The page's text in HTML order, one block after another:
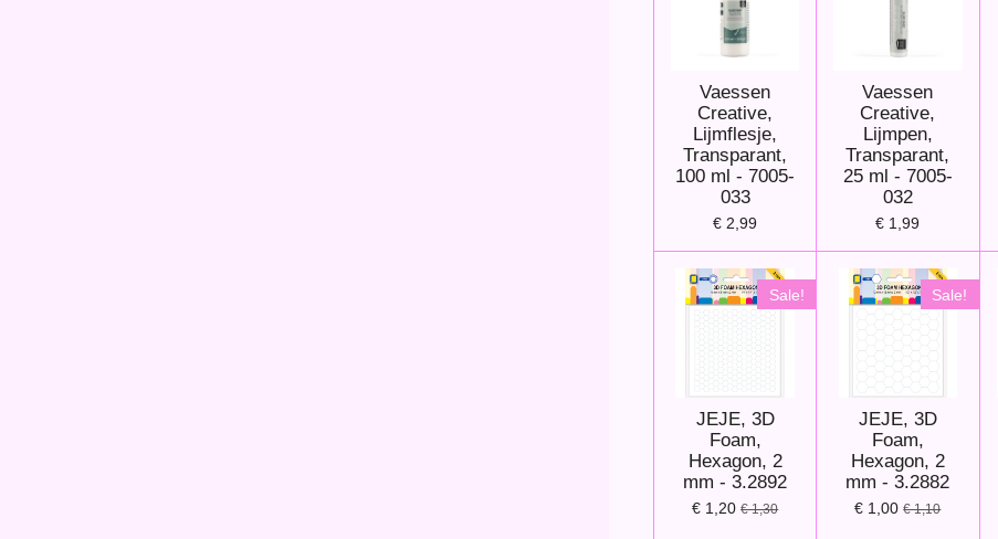
Vaessen
Creative,
Lijmflesje,
Transparant,
100 ml - 7005-
033
€ 2,99
Vaessen
Creative,
Lijmpen,
Transparant,
25 ml - 7005-
032
€ 1,99
Sale!
JEJE, 3D
Foam,
Hexagon, 2
mm - 3.2892
€ 1,20 € 1,30
Sale!
JEJE, 3D
Foam,
Hexagon, 2
mm - 3.2882
€ 1,00 € 1,10